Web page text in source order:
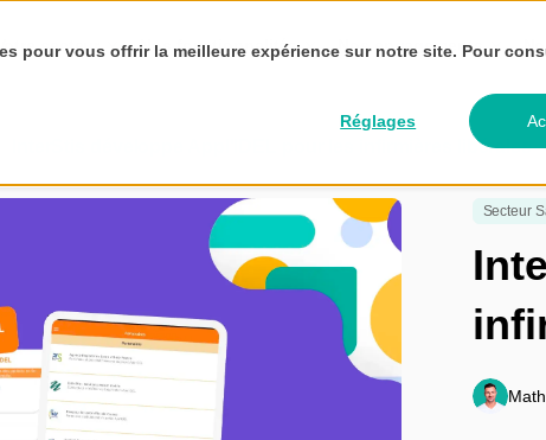
pour vous offrir la meilleure expérience sur notre site. Pour
Réglages
secteur Nos fonctionnalités Nos engagements
InterStis développe Appl'IDEL pour les infirmières libérales
Secteur